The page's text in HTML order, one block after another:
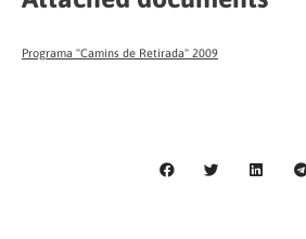
Programa "Camins de Retirada" 2009